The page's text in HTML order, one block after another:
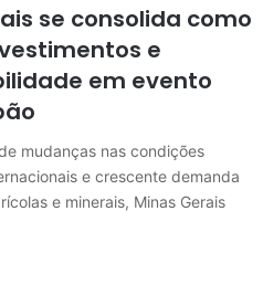
se consolida como
e
em evento
mudanças nas condições
e crescente demanda
e minerais, Minas Gerais